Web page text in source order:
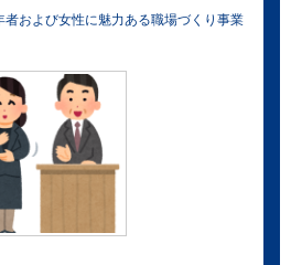
者および女性に魅力ある職場づくり事業